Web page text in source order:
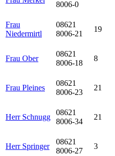
8006-0
Frau
Niedermirtl
08621
8006-21
19
Frau Ober
08621
8006-18
8
Frau Pleines
08621
8006-23
21
Herr Schnugg
08621
8006-34
21
Herr Springer
08621
8006-27
3